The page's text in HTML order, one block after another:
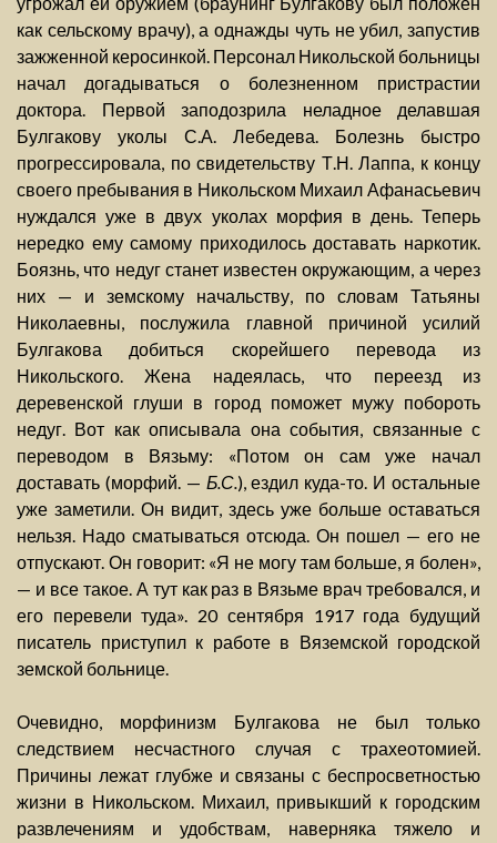
как сельскому врачу), а однажды чуть не убил, запустив
зажженной керосинкой. Персонал Никольской больницы
начал догадываться о болезненном пристрастии
доктора. Первой заподозрила неладное делавшая
Булгакову уколы С.А. Лебедева. Болезнь быстро
прогрессировала, по свидетельству Т.Н. Лаппа, к концу
своего пребывания в Никольском Михаил Афанасьевич
нуждался уже в двух уколах морфия в день. Теперь
нередко ему самому приходилось доставать наркотик.
Боязнь, что недуг станет известен окружающим, а через
них — и земскому начальству, по словам Татьяны
Николаевны, послужила главной причиной усилий
Булгакова добиться скорейшего перевода из
Никольского. Жена надеялась, что переезд из
деревенской глуши в город поможет мужу побороть
недуг. Вот как описывала она события, связанные с
переводом в Вязьму: «Потом он сам уже начал
доставать (морфий. — Б.С.), ездил куда-то. И остальные
уже заметили. Он видит, здесь уже больше оставаться
нельзя. Надо сматываться отсюда. Он пошел — его не
отпускают. Он говорит: «Я не могу там больше, я болен»,
— и все такое. А тут как раз в Вязьме врач требовался, и
его перевели туда». 20 сентября 1917 года будущий
писатель приступил к работе в Вяземской городской
земской больнице.
Очевидно, морфинизм Булгакова не был только
следствием несчастного случая с трахеотомией.
Причины лежат глубже и связаны с беспросветностью
жизни в Никольском. Михаил, привыкший к городским
развлечениям и удобствам, наверняка тяжело и